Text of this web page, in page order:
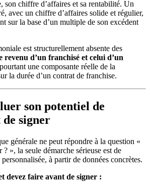
son chiffre d’affaires et sa rentabilité. Un
avec un chiffre d’affaires solide et régulier,
sur la base d’un multiple de son excédent
est structurellement absente des
revenu d’un franchisé et celui d’un
une composante réelle de la
la durée d’un contrat de franchise.
son potentiel de
de signer
générale ne peut répondre à la question «
», la seule démarche sérieuse est de
à partir de données concrètes.
devez faire avant de signer :